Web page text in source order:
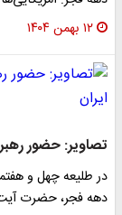
۱۲ بهمن ۱۴۰۴
تصاویر: حضور
در طلیعه چهل و
دهه فجر، حضرت آیت